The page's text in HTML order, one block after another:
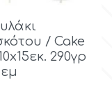
/ Cake
290γρ